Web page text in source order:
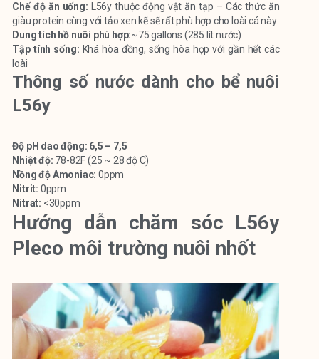
Chế độ ăn uống: L56y thuộc động vật ăn tạp – Các thức ăn
giàu protein cùng với tảo xen kẽ sẽ rất phù hợp cho loài cá này
Dung tích hồ nuôi phù hợp:~75 gallons (285 lít nước)
Tập tính sống: Khá hòa đồng, sống hòa hợp với gần hết các
loài
Thông số nước dành cho bể nuôi
L56y
Độ pH dao động: 6,5 – 7,5
Nhiệt độ: 78-82F (25 ~ 28 độ C)
Nồng độ Amoniac:0ppm
Nitrit: 0ppm
Nitrat: <30ppm
Hướng dẫn chăm sóc L56y
Pleco môi trường nuôi nhốt